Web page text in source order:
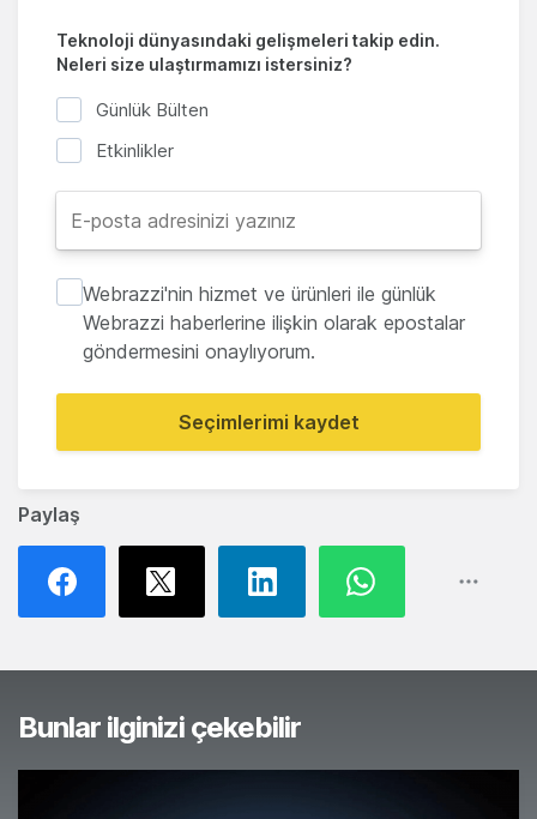
Paylaş
Teknoloji dünyasındaki gelişmeleri takip edin.
Neleri size ulaştırmamızı istersiniz?
Günlük Bülten
Etkinlikler
Webrazzi'nin hizmet ve ürünleri ile günlük
Webrazzi haberlerine ilişkin olarak epostalar
göndermesini onaylıyorum.
Seçimlerimi kaydet
Bunlar ilginizi çekebilir